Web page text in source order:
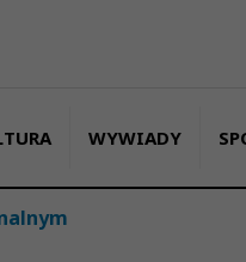
WYWIADY